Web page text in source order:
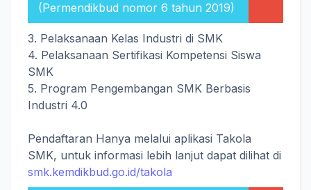
(Permendikbud nomor 6 tahun 2019)
3. Pelaksanaan Kelas Industri di SMK
4. Pelaksanaan Sertifikasi Kompetensi Siswa
SMK
5. Program Pengembangan SMK Berbasis
Industri 4.0
Pendaftaran Hanya melalui aplikasi Takola
SMK, untuk informasi lebih lanjut dapat dilihat di
smk.kemdikbud.go.id/takola